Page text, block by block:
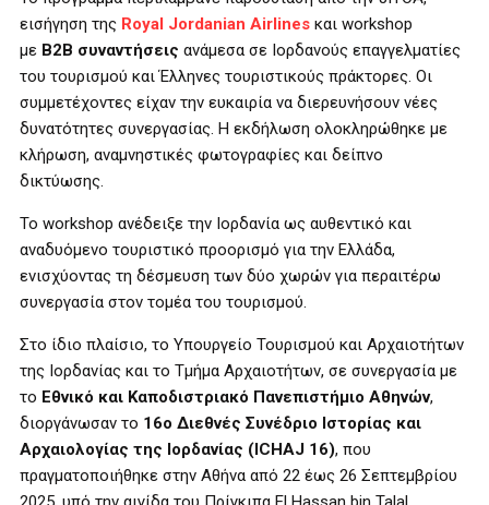
εισήγηση της Royal Jordanian Airlines και workshop
με Β2Β συναντήσεις ανάμεσα σε Ιορδανούς επαγγελματίες
του τουρισμού και Έλληνες τουριστικούς πράκτορες. Οι
συμμετέχοντες είχαν την ευκαιρία να διερευνήσουν νέες
δυνατότητες συνεργασίας. Η εκδήλωση ολοκληρώθηκε με
κλήρωση, αναμνηστικές φωτογραφίες και δείπνο
δικτύωσης.
Το workshop ανέδειξε την Ιορδανία ως αυθεντικό και
αναδυόμενο τουριστικό προορισμό για την Ελλάδα,
ενισχύοντας τη δέσμευση των δύο χωρών για περαιτέρω
συνεργασία στον τομέα του τουρισμού.
Στο ίδιο πλαίσιο, το Υπουργείο Τουρισμού και Αρχαιοτήτων
της Ιορδανίας και το Τμήμα Αρχαιοτήτων, σε συνεργασία με
το Εθνικό και Καποδιστριακό Πανεπιστήμιο Αθηνών,
διοργάνωσαν το 16ο Διεθνές Συνέδριο Ιστορίας και
Αρχαιολογίας της Ιορδανίας (ICHAJ 16), που
πραγματοποιήθηκε στην Αθήνα από 22 έως 26 Σεπτεμβρίου